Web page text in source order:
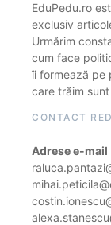
EduPedu.ro
exclusiv
Urmărim
cum face
îi formează pe
care trăim
CONTACT
Adrese e-mail